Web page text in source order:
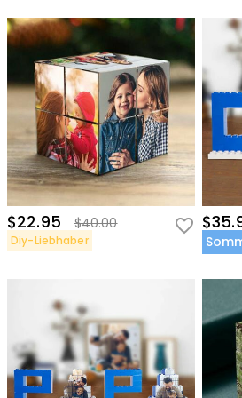
$22.95 $40.00
Diy-Liebhaber